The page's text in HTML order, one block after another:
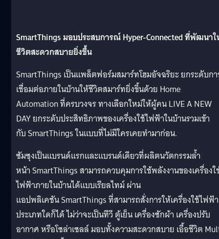
SmartThings มอบประสบการณ์ Hyper-Connected ที่พัฒนา
ชีวิตสะดวกสบายยิ่งขึ้น
SmartThings เป็นแพล็ตฟอร์มสมาร์ทโฮมอัจฉริยะ ยกระดับก
เชื่อมต่อภายในบ้านให้ชีวิตสมาร์ทยิ่งขึ้นด้วย Home
Automation ที่ครบวงจร ทางเลือกใหม่ให้ผู้คน LIVE A NEW
DAY ยกระดับประสิทธิภาพของเครื่องใช้ไฟฟ้าในบ้านรวมเข้า
กับ SmartThings ในแบบที่ไม่มีใครเคยทำมาก่อน.
ซัมซุงเป็นแบรนด์แรกและแบรนด์เดียวที่ผลิตนวัตกรรมล้ำ
หน้า SmartThings สามารถควบคุมการใช้พลังงานของเครื่องใ
ไฟฟ้าภายในบ้านได้แบบเรียลไทม์ ผ่าน
แอปพลิเคชัน SmartThings ที่สามารถสั่งการให้เครื่องใช้ไฟฟ้า
ประเภทใดก็ได้ ไม่ว่าจะเป็นทีวี ตู้เย็น เครื่องซักผ้า เครื่องปรับ
อากาศ หรือโซล่าเซลล์ มอบทั้งความสะดวกสบาย เอื้อชีวิต